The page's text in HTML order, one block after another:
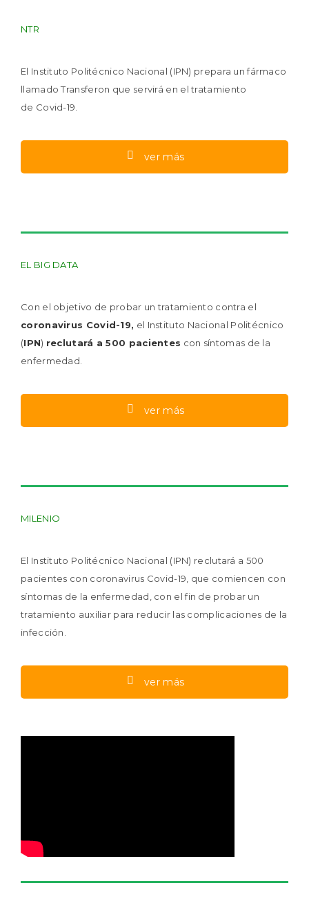
NTR
El Instituto Politécnico Nacional (IPN) prepara un fármaco
llamado Transferon que servirá en el tratamiento
de Covid-19.
ver más
EL BIG DATA
Con el objetivo de probar un tratamiento contra el
coronavirus Covid-19, el Instituto Nacional Politécnico
(IPN) reclutará a 500 pacientes con síntomas de la
enfermedad.
ver más
MILENIO
El Instituto Politécnico Nacional (IPN) reclutará a 500
pacientes con coronavirus Covid-19, que comiencen con
síntomas de la enfermedad, con el fin de probar un
tratamiento auxiliar para reducir las complicaciones de la
infección.
ver más